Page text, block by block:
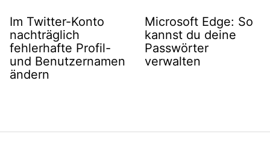
Im Twitter-Konto
nachträglich
fehlerhafte Profil-
und Benutzernamen
ändern
Microsoft Edge: So
kannst du deine
Passwörter
verwalten